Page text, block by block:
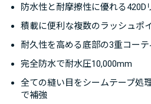
防水性と耐摩擦性に優れる
積載に便利な複数のラッシュポ
耐久性を高める底部の3重コー
完全防水で耐水圧10,000mm
全ての縫い目をシームテープ処
で補強